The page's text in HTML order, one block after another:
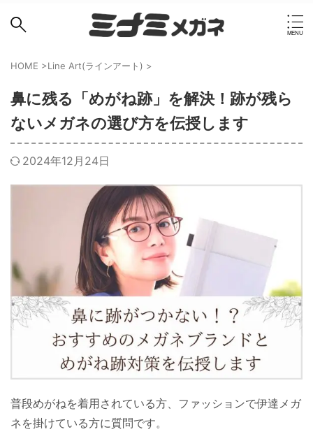
HOME >Line Art(ラインアート) >
鼻に残る「めがね跡」を解決！跡が残ら
ないメガネの選び方を伝授します
2024年12月24日
普段めがねを着用されている方、ファッションで伊達メガ
ネを掛けている方に質問です。